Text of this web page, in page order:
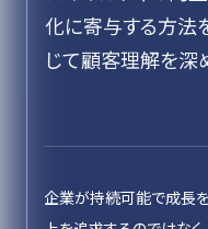
化に寄与する方法
じて顧客理解を深
企業が持続可能で成長